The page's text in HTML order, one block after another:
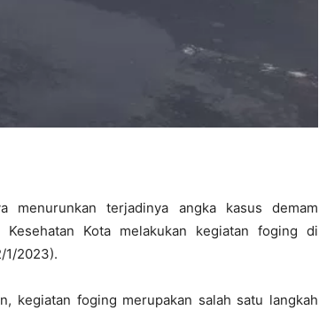
menurunkan terjadinya angka kasus demam
Kota melakukan kegiatan foging di
1/2023).
kegiatan foging merupakan salah satu langkah